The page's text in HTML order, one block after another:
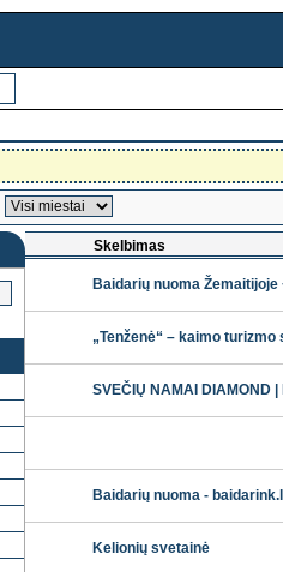
Skelbimas
Baidarių nuoma Žemaitijoje
„Tenženė“ – kaimo turizmo
SVEČIŲ NAMAI DIAMOND
Baidarių nuoma -
Kelionių svetainė